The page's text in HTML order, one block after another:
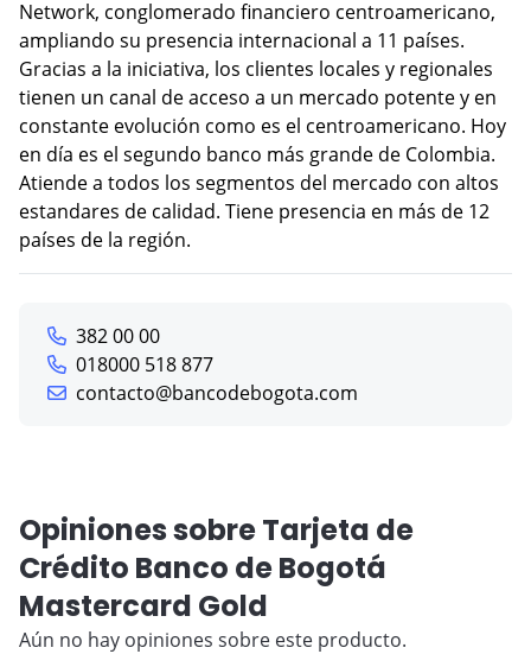
Network, conglomerado financiero centroamericano,
ampliando su presencia internacional a 11 países.
Gracias a la iniciativa, los clientes locales y regionales
tienen un canal de acceso a un mercado potente y en
constante evolución como es el centroamericano. Hoy
en día es el segundo banco más grande de Colombia.
Atiende a todos los segmentos del mercado con altos
estandares de calidad. Tiene presencia en más de 12
países de la región.
382 00 00
018000 518 877
contacto@bancodebogota.com
Opiniones sobre Tarjeta de
Crédito Banco de Bogotá
Mastercard Gold
Aún no hay opiniones sobre este producto.